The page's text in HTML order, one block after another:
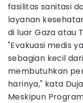
fasilitas sanitasi
layanan
di luar Gaza atau
"Evakuasi medis
sebagian kecil
membutuhkan
harinya," kata
Meskipun